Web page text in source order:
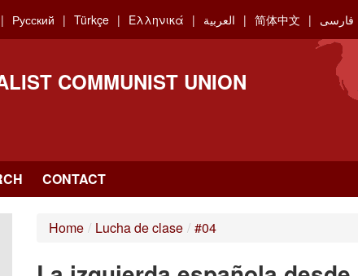
Русский Türkçe Ελληνικά العربية 简体中文 فارسی
COMMUNIST UNION
CONTACT
Home / Lucha de clase / #04